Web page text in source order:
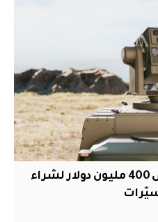
الجيش الأمريكي يخصص 400 مليون دولار لشراء